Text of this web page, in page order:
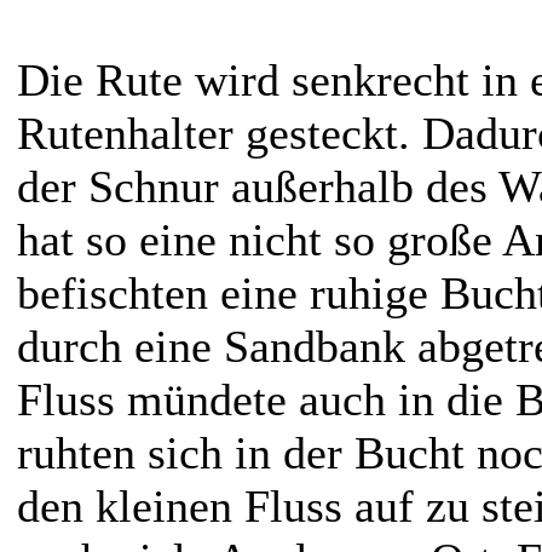
Die Rute wird senkrecht in
Rutenhalter gesteckt.
der Schnur außerhalb des
hat so eine nicht so große
befischten eine ruhige
durch eine Sandbank
Fluss mündete auch in die
ruhten sich in der Bucht
den kleinen Fluss auf zu